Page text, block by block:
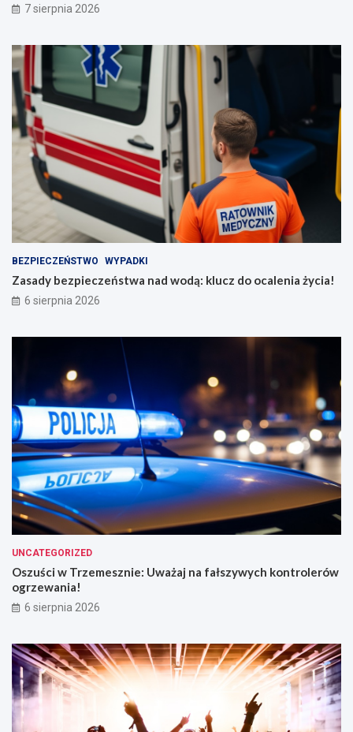
7 sierpnia 2026
BEZPIECZEŃSTWO WYPADKI
Zasady bezpieczeństwa nad wodą: klucz do ocalenia życia!
6 sierpnia 2026
UNCATEGORIZED
Oszuści w Trzemesznie: Uważaj na fałszywych kontrolerów
ogrzewania!
6 sierpnia 2026